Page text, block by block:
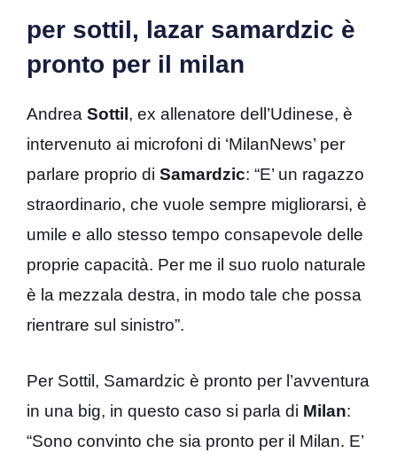
per sottil, lazar samardzic è
pronto per il milan
Andrea Sottil , ex allenatore dell’Udinese, è
intervenuto ai microfoni di ‘MilanNews’ per
parlare proprio di Samardzic: “E’ un ragazzo
straordinario, che vuole sempre migliorarsi, è
umile e allo stesso tempo consapevole delle
proprie capacità. Per me il suo ruolo naturale
è la mezzala destra, in modo tale che possa
rientrare sul sinistro”.
Per Sottil, Samardzic è pronto per l’avventura
in una big, in questo caso si parla di Milan:
“Sono convinto che sia pronto per il Milan. E’